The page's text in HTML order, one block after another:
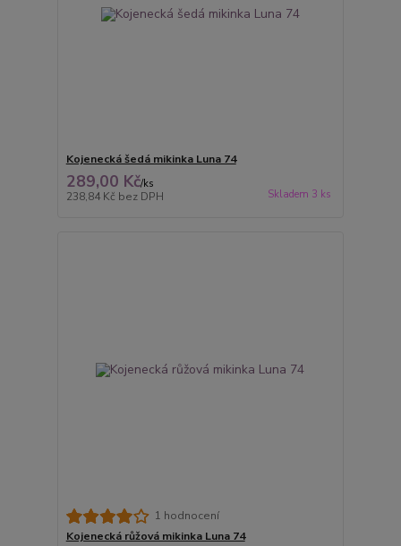
Kojenecká šedá mikinka Luna 74
289,00 Kč/ks
238,84 Kč bez DPH Skladem 3 ks
1 hodnocení
Kojenecká růžová mikinka Luna 74